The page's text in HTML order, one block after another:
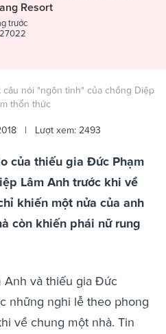
Resort
trước
27022
câu nói "ngôn tình" của chồng Diệp
thổn thức
| Lượt xem: 2493
của thiếu gia Đức Phạm
Lâm Anh trước khi về
khiến một nửa của anh
còn khiến phái nữ rung
Anh và thiếu gia Đức
những nghi lễ theo phong
về chung một nhà. Tin